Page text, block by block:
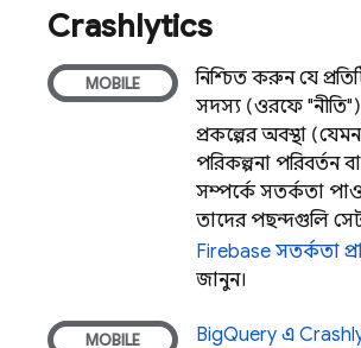
Crashlytics
নিশ্চিত করুন যে
সদস্য (ওরফে "নীতি")
প্রকল্পের অবস্থা (যেমন
পরিকল্পনা পরিবর্তন
সম্পর্কে সতর্কতা
তাদের পছন্দগুলি
Firebase সতর্কতা
জানুন।
BigQuery এ